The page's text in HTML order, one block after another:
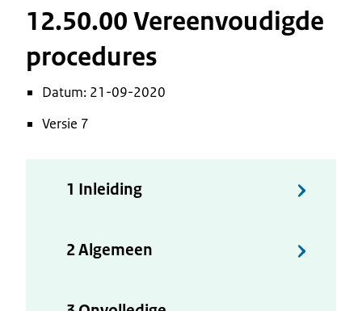
12.50.00 Vereenvoudigde
procedures
Datum: 21-09-2020
Versie 7
1 Inleiding
2 Algemeen